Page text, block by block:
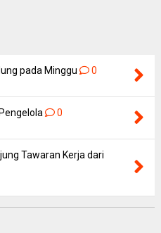
pada Minggu 0
0
Tawaran Kerja dari